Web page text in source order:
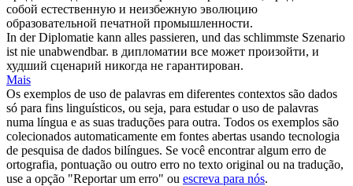
собой естественную и неизбежную эволюцию
образовательной печатной промышленности.
In der Diplomatie kann alles passieren, und das schlimmste Szenario
ist nie unabwendbar. в дипломатии все может произойти, и
худший сценарий никогда не гарантирован.
Mais
Os exemplos de uso de palavras em diferentes contextos são dados
só para fins linguísticos, ou seja, para estudar o uso de palavras
numa língua e as suas traduções para outra. Todos os exemplos são
colecionados automaticamente em fontes abertas usando tecnologia
de pesquisa de dados bilíngues. Se você encontrar algum erro de
ortografia, pontuação ou outro erro no texto original ou na tradução,
use a opção "Reportar um erro" ou escreva para nós.